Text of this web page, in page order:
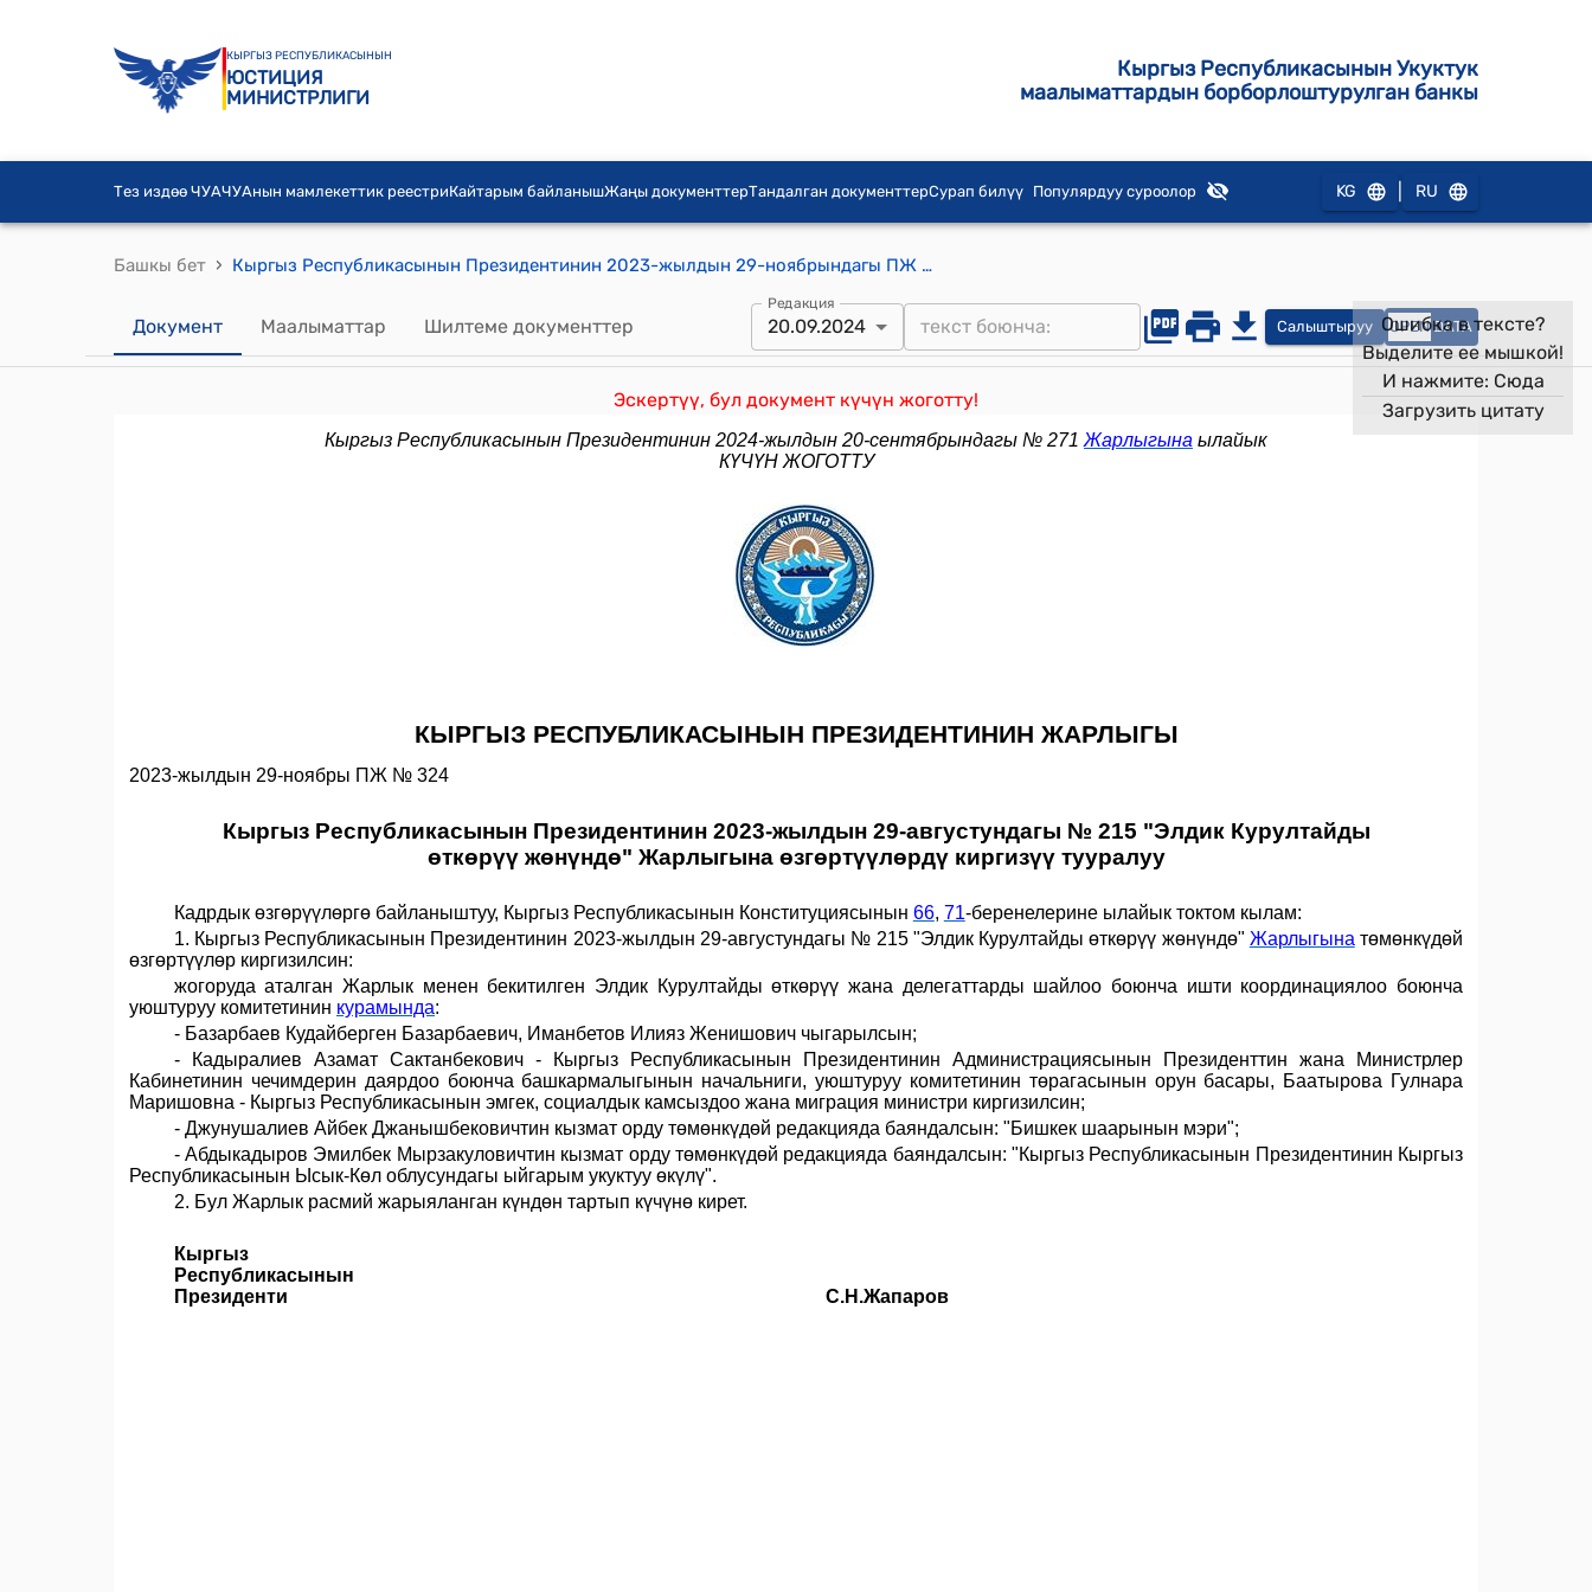
КЫРГЫЗ РЕСПУБЛИКАСЫНЫН
ЮСТИЦИЯ
МИНИСТРЛИГИ
Кыргыз Республикасынын Укуктук
маалыматтардын борборлоштурулган банкы
Тез издөө ЧУАЧУАнын мамлекеттик реестриКайтарым байланышЖаңы документтерТандалган документтерСурап билүү Популярдуу суроолор KG RU
Башкы бет › Кыргыз Республикасынын Президентинин 2023-жылдын 29-ноябрындагы ПЖ № 324 "Кыргыз Республикасынын Президентинин 2023-жылдын 29-августундагы № 215 "Элдик Курултайды өткөрүү жөнүндө" Жарлыгына өзгөртүүлөрдү киргизүү тууралуу" жарлыгы
Документ Маалыматтар Шилтеме документтер
Редакция
20.09.2024 Салыштыруу OPEN DATA
Эскертүү, бул документ күчүн жоготту!
Ошибка в тексте?
Выделите ее мышкой!
И нажмите: Сюда
Загрузить цитату